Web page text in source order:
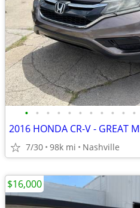
• • • • • • • • • • •
2016 HONDA CR-V - GREAT
7/30 98k mi Nashville
$16,000